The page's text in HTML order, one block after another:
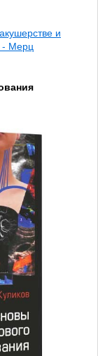
и
- Мерц